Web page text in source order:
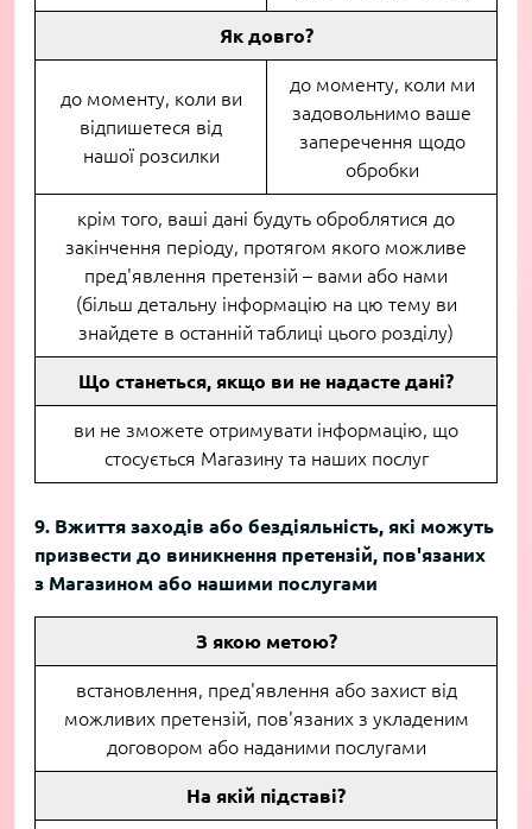
Як довго?
до моменту, коли ви
відпишетеся від
нашої розсилки
до моменту, коли ми
задовольнимо ваше
заперечення щодо
обробки
крім того, ваші дані будуть оброблятися до
закінчення періоду, протягом якого можливе
пред'явлення претензій – вами або нами
(більш детальну інформацію на цю тему ви
знайдете в останній таблиці цього розділу)
Що станеться, якщо ви не надасте дані?
ви не зможете отримувати інформацію, що
стосується Магазину та наших послуг
9. Вжиття заходів або бездіяльність, які можуть
призвести до виникнення претензій, пов'язаних
з Магазином або нашими послугами
З якою метою?
встановлення, пред'явлення або захист від
можливих претензій, пов'язаних з укладеним
договором або наданими послугами
На якій підставі?